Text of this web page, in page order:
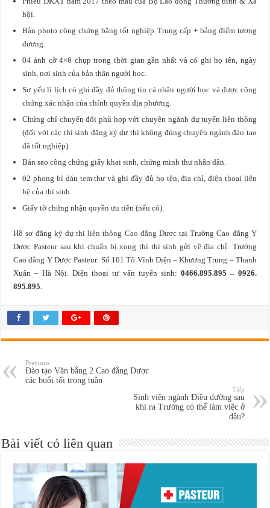
hội.
Bản photo công chứng bằng tốt nghiệp Trung cấp + bảng điểm tương
đương.
04 ảnh cỡ 4×6 chụp trong thời gian gần nhất và có ghi họ tên, ngày
sinh, nơi sinh của bản thân người học.
Sơ yếu lí lịch có ghi đầy đủ thông tin cá nhân người học và được công
chứng xác nhận của chính quyền địa phương.
Chứng chỉ chuyển đổi phù hợp với chuyên ngành dự tuyển liên thông
(đối với các thí sinh đăng ký dự thi không đúng chuyên ngành đào tạo
đã tốt nghiệp).
Bản sao công chứng giấy khai sinh, chứng minh thư nhân dân.
02 phong bì dán tem thư và ghi đầy đủ họ tên, địa chỉ, điện thoại liên
hệ của thí sinh.
Giấy tờ chứng nhận quyền ưu tiên (nếu có).
Hồ sơ đăng ký dự thiliên thông Cao đẳng Dượctại Trường Cao đẳng Y
Dược Pasteur sau khi chuẩn bị xong thì thí sinh gửi về địa chỉ: Trường
Cao đẳng Y Dược Pasteur: Số 101 Tô Vĩnh Diện – Khương Trung – Thanh
Xuân – Hà Nội. Điện thoại tư vấn tuyển sinh: 0466.895.895 – 0926.
895.895
Previous
Đào tạo Văn bằng 2 Cao đẳng Dược
các buổi tối trong tuần
Tiếp
Sinh viên ngành Điều dưỡng sau
khi ra Trường có thể làm việc ở
đâu?
Bài viết có liên quan